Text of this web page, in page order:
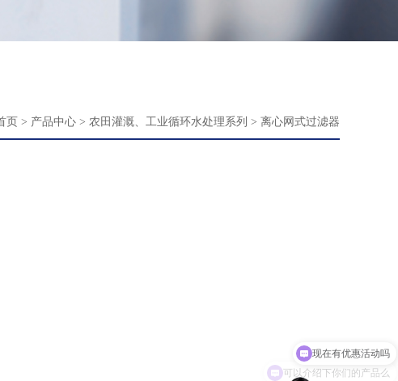
页 > 产品中心 > 农田灌溉、工业循环水处理系列 > 离心网式过滤器
可以介绍下你们的产品么